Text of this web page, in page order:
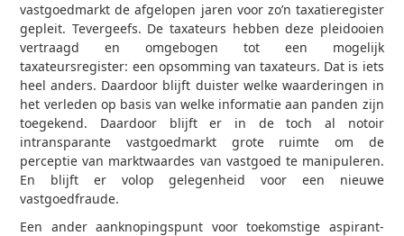
vastgoedmarkt de afgelopen jaren voor zo’n taxatieregister
gepleit. Tevergeefs. De taxateurs hebben deze pleidooien
vertraagd en omgebogen tot een mogelijk
taxateursregister: een opsomming van taxateurs. Dat is iets
heel anders. Daardoor blijft duister welke waarderingen in
het verleden op basis van welke informatie aan panden zijn
toegekend. Daardoor blijft er in de toch al notoir
intransparante vastgoedmarkt grote ruimte om de
perceptie van marktwaardes van vastgoed te manipuleren.
En blijft er volop gelegenheid voor een nieuwe
vastgoedfraude.
Een ander aanknopingspunt voor toekomstige aspirant-